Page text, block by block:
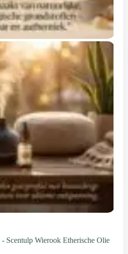
- Scentulp Wierook Etherische Olie